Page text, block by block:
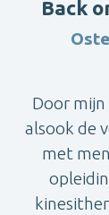
Back
Door
alsook de
met